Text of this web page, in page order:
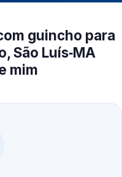
guincho para
São Luís‑MA
mim